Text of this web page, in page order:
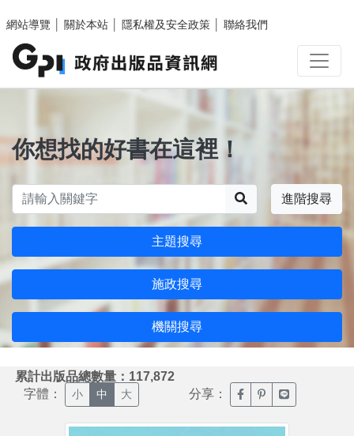
網站導覽
關於本站 隱私權及安全政策 聯絡我們
你想找的好書在這裡！
進階搜尋
主題搜尋
施政搜尋
機關搜尋
累計出版品總數量：117,872
字體： 小 中 大 分享： 臉書分享(另開新視窗)
噗浪分享(另開新
Line分享(另